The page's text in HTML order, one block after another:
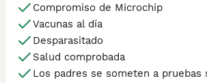
Compromiso de Microchip
Vacunas al día
Desparasitado
Salud comprobada
Los padres se someten a pruebas